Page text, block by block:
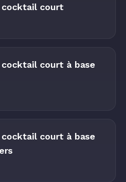
cocktail court
court à base
court à base